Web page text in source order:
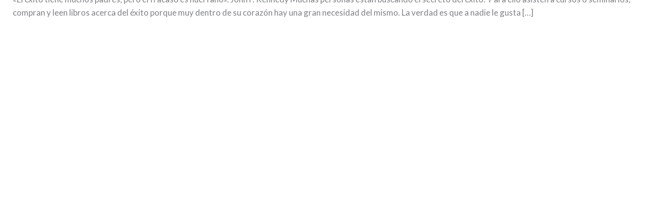
compran y leen libros acerca del éxito porque muy dentro de su corazón hay una gran necesidad del mismo. La verdad es que a nadie le gusta […]